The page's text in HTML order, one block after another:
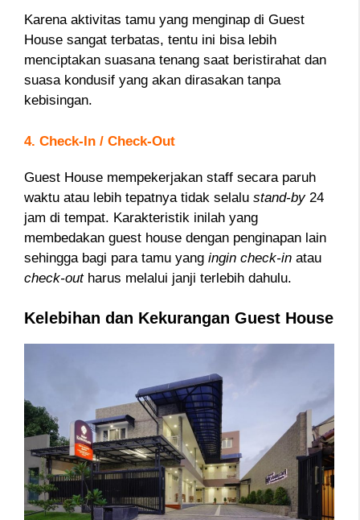
Karena aktivitas tamu yang menginap di Guest
House sangat terbatas, tentu ini bisa lebih
menciptakan suasana tenang saat beristirahat dan
suasa kondusif yang akan dirasakan tanpa
kebisingan.
4. Check-In / Check-Out
Guest House mempekerjakan staff secara paruh
waktu atau lebih tepatnya tidak selalu stand-by 24
jam di tempat. Karakteristik inilah yang
membedakan guest house dengan penginapan lain
sehingga bagi para tamu yang ingin check-in atau
check-outharus melalui janji terlebih dahulu.
Kelebihan dan Kekurangan Guest House